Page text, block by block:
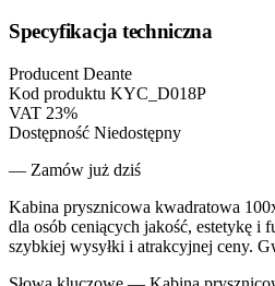
Specyfikacja techniczna
Producent Deante
Kod produktu KYC_D018P
VAT 23%
Dostępność Niedostępny
— Zamów już dziś
Kabina prysznicowa kwadratowa
dla osób ceniących jakość, estetykę i
szybkiej wysyłki i atrakcyjnej ceny.